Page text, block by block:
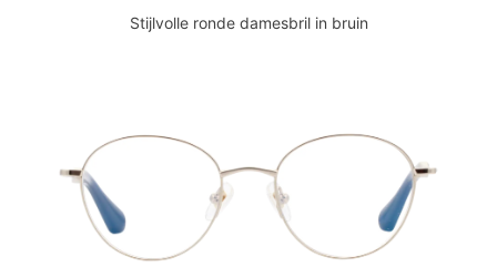
Stijlvolle ronde damesbril in bruin